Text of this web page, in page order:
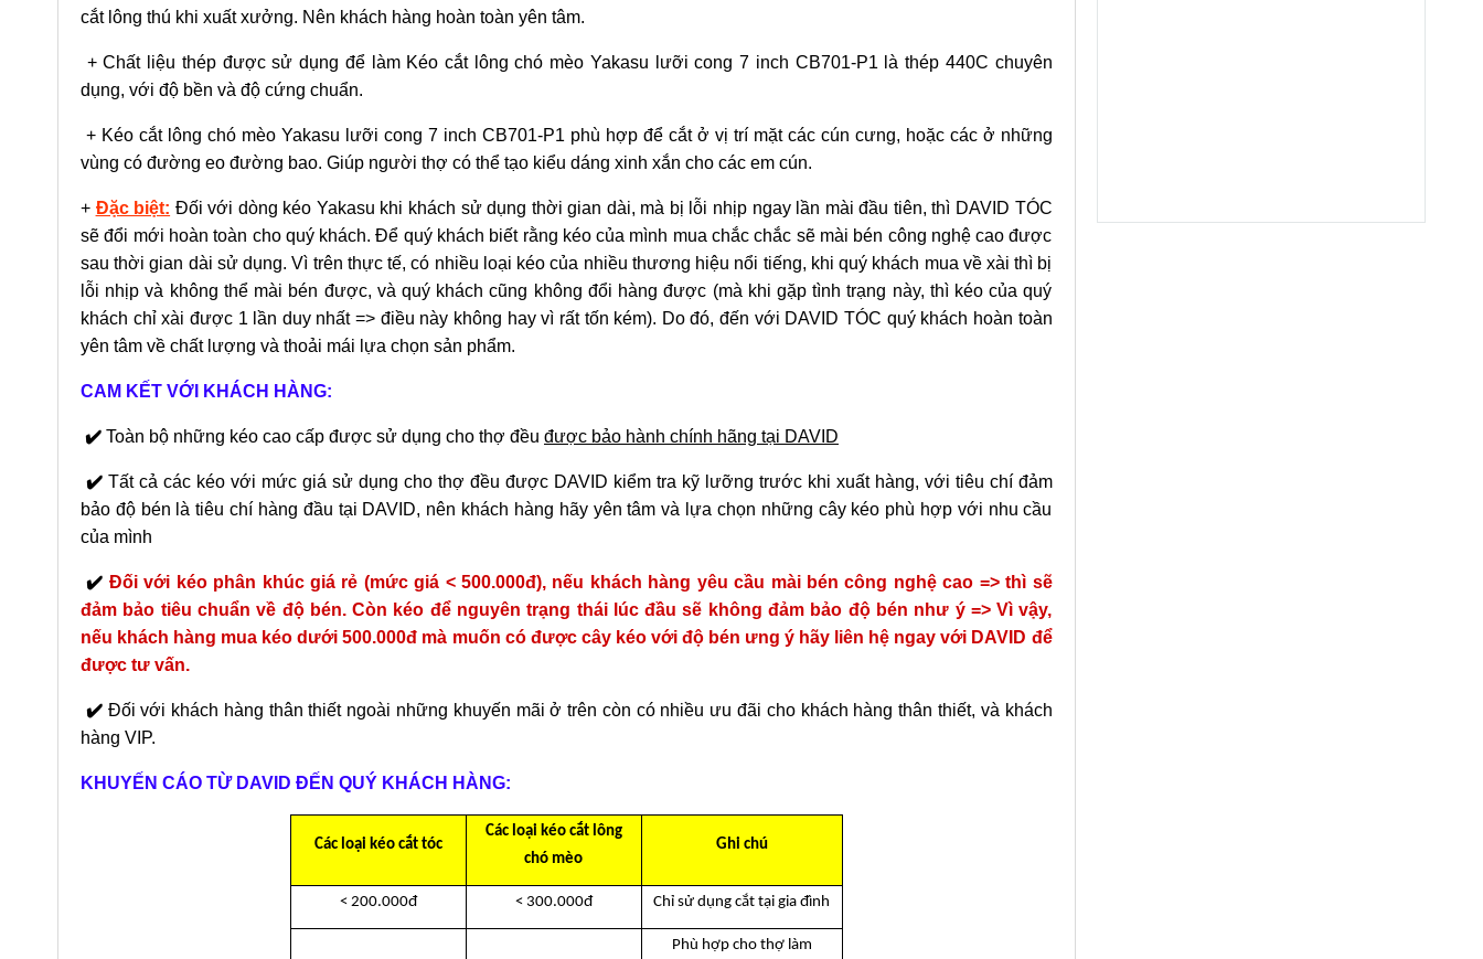
cắt lông thú khi xuất xưởng. Nên khách hàng hoàn toàn yên tâm.
+ Chất liệu thép được sử dụng để làm Kéo cắt lông chó mèo Yakasu lưỡi cong 7 inch CB701-P1 là thép 440C chuyên
dụng, với độ bền và độ cứng chuẩn.
+ Kéo cắt lông chó mèo Yakasu lưỡi cong 7 inch CB701-P1 phù hợp để cắt ở vị trí mặt các cún cưng, hoặc các ở những
vùng có đường eo đường bao. Giúp người thợ có thể tạo kiểu dáng xinh xắn cho các em cún.
+ Đặc biệt: Đối với dòng kéo Yakasu khi khách sử dụng thời gian dài, mà bị lỗi nhịp ngay lần mài đầu tiên, thì DAVID TÓC
sẽ đổi mới hoàn toàn cho quý khách. Để quý khách biết rằng kéo của mình mua chắc chắc sẽ mài bén công nghệ cao được
sau thời gian dài sử dụng. Vì trên thực tế, có nhiều loại kéo của nhiều thương hiệu nổi tiếng, khi quý khách mua về xài thì bị
lỗi nhịp và không thể mài bén được, và quý khách cũng không đổi hàng được (mà khi gặp tình trạng này, thì kéo của quý
khách chỉ xài được 1 lần duy nhất => điều này không hay vì rất tốn kém). Do đó, đến với DAVID TÓC quý khách hoàn toàn
yên tâm về chất lượng và thoải mái lựa chọn sản phẩm.
CAM KẾT VỚI KHÁCH HÀNG:
✔️ Toàn bộ những kéo cao cấp được sử dụng cho thợ đều được bảo hành chính hãng tại DAVID
✔️ Tất cả các kéo với mức giá sử dụng cho thợ đều được DAVID kiểm tra kỹ lưỡng trước khi xuất hàng, với tiêu chí đảm
bảo độ bén là tiêu chí hàng đầu tại DAVID, nên khách hàng hãy yên tâm và lựa chọn những cây kéo phù hợp với nhu cầu
của mình
✔️ Đối với kéo phân khúc giá rẻ (mức giá < 500.000đ), nếu khách hàng yêu cầu mài bén công nghệ cao => thì sẽ
đảm bảo tiêu chuẩn về độ bén. Còn kéo để nguyên trạng thái lúc đầu sẽ không đảm bảo độ bén như ý => Vì vậy,
nếu khách hàng mua kéo dưới 500.000đ mà muốn có được cây kéo với độ bén ưng ý hãy liên hệ ngay với DAVID để
được tư vấn.
✔️Đối với khách hàng thân thiết ngoài những khuyến mãi ở trên còn có nhiều ưu đãi cho khách hàng thân thiết, và khách
hàng VIP.
KHUYẾN CÁO TỪ DAVID ĐẾN QUÝ KHÁCH HÀNG:
Các loại kéo cắt tóc
Các loại kéo cắt lông
chó mèo
Ghi chú
< 200.000đ < 300.000đ Chỉ sử dụng cắt tại gia đình
Phù hợp cho thợ làm